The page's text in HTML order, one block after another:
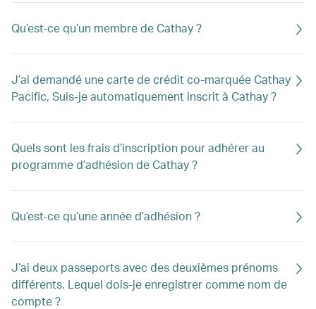
Qu’est-ce qu’un membre de Cathay ?
J’ai demandé une carte de crédit co-marquée Cathay
Pacific. Suis-je automatiquement inscrit à Cathay ?
Quels sont les frais d’inscription pour adhérer au
programme d’adhésion de Cathay ?
Qu’est-ce qu’une année d’adhésion ?
J’ai deux passeports avec des deuxièmes prénoms
différents. Lequel dois-je enregistrer comme nom de
compte ?